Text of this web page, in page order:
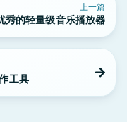
上一篇
的轻量级音乐播放器
工具